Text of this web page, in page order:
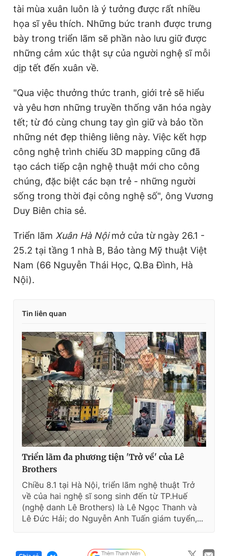
tài mùa xuân luôn là ý tưởng được rất nhiều
họa sĩ yêu thích. Những bức tranh được trưng
bày trong triển lãm sẽ phần nào lưu giữ được
những cảm xúc thật sự của người nghệ sĩ mỗi
dịp tết đến xuân về.
"Qua việc thưởng thức tranh, giới trẻ sẽ hiểu
và yêu hơn những truyền thống văn hóa ngày
tết; từ đó cùng chung tay gìn giữ và bảo tồn
những nét đẹp thiêng liêng này. Việc kết hợp
công nghệ trình chiếu 3D mapping cũng đã
tạo cách tiếp cận nghệ thuật mới cho công
chúng, đặc biệt các bạn trẻ - những người
sống trong thời đại công nghệ số", ông Vương
Duy Biên chia sẻ.
Triển lãm Xuân Hà Nộimở cửa từ ngày 26.1 -
25.2 tại tầng 1 nhà B, Bảo tàng Mỹ thuật Việt
Nam (66 Nguyễn Thái Học, Q.Ba Đình, Hà
Nội).
Tin liên quan
Triển lãm đa phương tiện 'Trở về' của Lê
Brothers
Chiều 8.1 tại Hà Nội, triển lãm nghệ thuật Trở
về của hai nghệ sĩ song sinh đến từ TP.Huế
(nghệ danh Lê Brothers) là Lê Ngọc Thanh và
Lê Đức Hải; do Nguyễn Anh Tuấn giám tuyển,...